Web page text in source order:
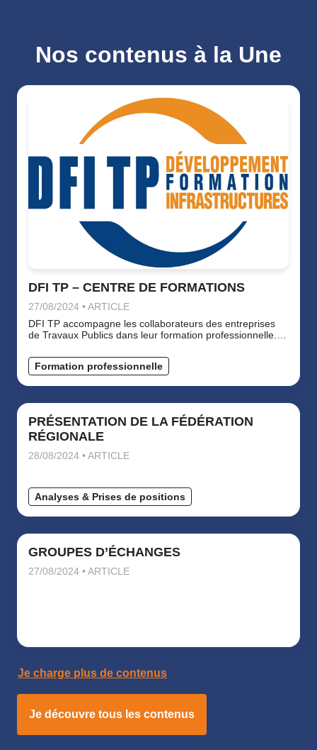
Nos contenus à la Une
DFI TP – CENTRE DE FORMATIONS
27/08/2024 • ARTICLE
DFI TP accompagne les collaborateurs des entreprises
de Travaux Publics dans leur formation professionnelle.
peuvent, pour la plupart, être dispensées et adaptées en
intraentreprise. Nous pouvons également construire des
ou paysdelaloire@fntp.fr
Formation professionnelle
PRÉSENTATION DE LA FÉDÉRATION
RÉGIONALE
28/08/2024 • ARTICLE
Analyses & Prises de positions
GROUPES D’ÉCHANGES
27/08/2024 • ARTICLE
Je charge plus de contenus
Je découvre tous les contenus